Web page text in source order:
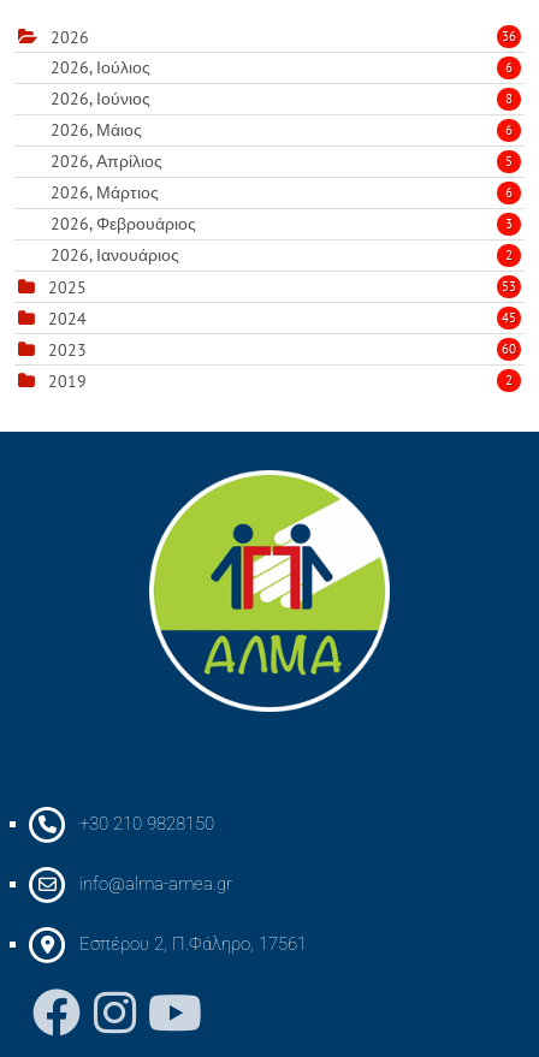
2026 36
2026, Ιούλιος 6
2026, Ιούνιος 8
2026, Μάιος 6
2026, Απρίλιος 5
2026, Μάρτιος 6
2026, Φεβρουάριος 3
2026, Ιανουάριος 2
2025 53
2024 45
2023 60
2019 2
+30 210 9828150
info@alma-amea.gr
Εσπέρου 2, Π.Φάληρο, 17561